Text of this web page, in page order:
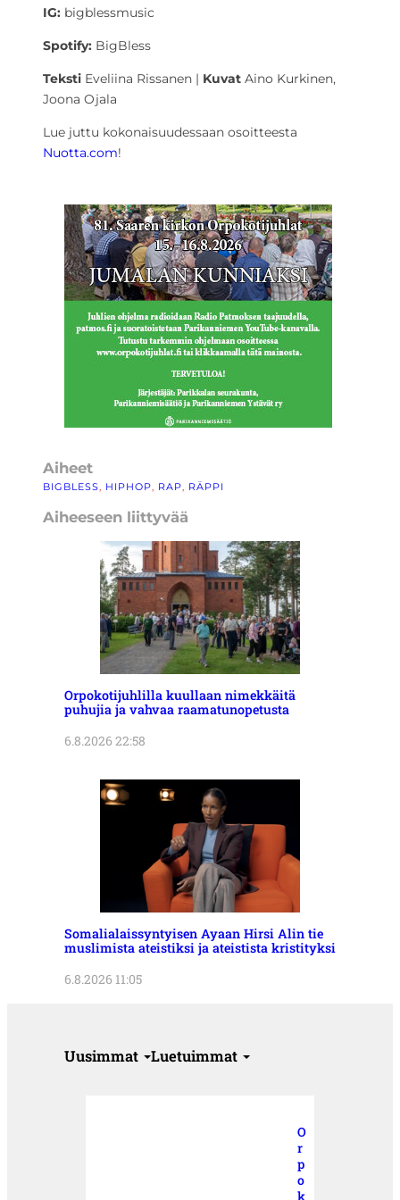
IG: bigblessmusic
Spotify: BigBless
Teksti Eveliina Rissanen | Kuvat Aino Kurkinen,
Joona Ojala
Lue juttu kokonaisuudessaan osoitteesta
Nuotta.com!
Aiheet
BIGBLESS, HIPHOP, RAP, RÄPPI
Aiheeseen liittyvää
Orpokotijuhlilla kuullaan nimekkäitä
puhujia ja vahvaa raamatunopetusta
6.8.2026 22:58
Somalialaissyntyisen Ayaan Hirsi Alin tie
muslimista ateistiksi ja ateistista kristityksi
6.8.2026 11:05
Uusimmat Luetuimmat
O
r
p
o
k